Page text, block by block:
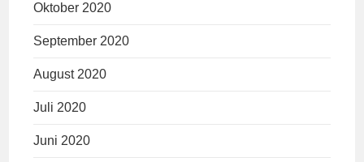
Oktober 2020
September 2020
August 2020
Juli 2020
Juni 2020